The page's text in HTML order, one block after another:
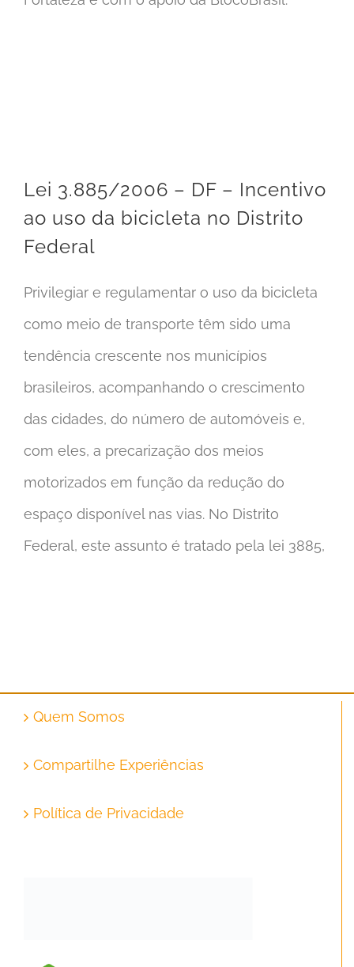
Lei 3.885/2006 – DF – Incentivo
ao uso da bicicleta no Distrito
Federal
Privilegiar e regulamentar o uso da bicicleta
como meio de transporte têm sido uma
tendência crescente nos municípios
brasileiros, acompanhando o crescimento
das cidades, do número de automóveis e,
com eles, a precarização dos meios
motorizados em função da redução do
espaço disponível nas vias. No Distrito
Federal, este assunto é tratado pela lei 3885,
Quem Somos
Compartilhe Experiências
Política de Privacidade